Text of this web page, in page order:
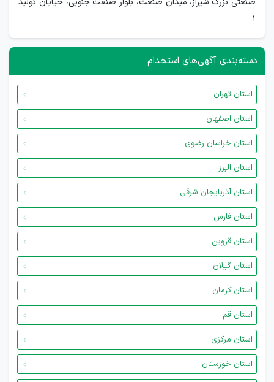
1
دسته‌بندی آگهی‌های استخدام
استان تهران
استان اصفهان
استان خراسان رضوی
استان البرز
استان آذربایجان شرقی
استان فارس
استان قزوین
استان گیلان
استان کرمان
استان قم
استان مرکزی
استان خوزستان